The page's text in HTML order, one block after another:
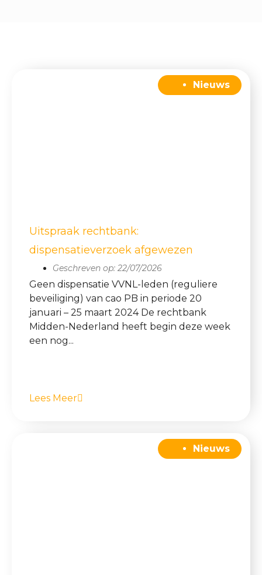
Nieuws
Uitspraak rechtbank:
dispensatieverzoek afgewezen
Geschreven op: 22/07/2026
Geen dispensatie VVNL-leden (reguliere
beveiliging) van cao PB in periode 20
januari – 25 maart 2024 De rechtbank
Midden-Nederland heeft begin deze week
een nog...
Lees Meer
Nieuws